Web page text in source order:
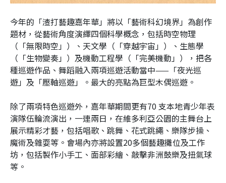
今年的「渣打藝趣嘉年華」將以「藝術科幻境界」為創作
題材，從藝術角度演繹四個科學概念，包括時空物理
（「無限時空」）、天文學（「穿越宇宙」）、生態學
（「生物變奏」）及機動工程學（「完美機動」），把各
種巡遊作品、舞蹈融入兩項巡遊活動當中——「夜光巡
遊」及「壓軸巡遊」。最大的亮點為巨型木偶巡遊。
除了兩項特色巡遊外，嘉年華期間更有70 支本地青少年表
演隊伍輪流演出，一連兩日，在維多利亞公園的主舞台上
展示精彩才藝，包括唱歌、跳舞、花式跳繩、樂隊步操、
魔術及雜耍等。會場內亦將設置20多個藝趣攤位及工作
坊，包括製作小手工、面部彩繪、敲擊非洲鼓樂及扭氣球
等。